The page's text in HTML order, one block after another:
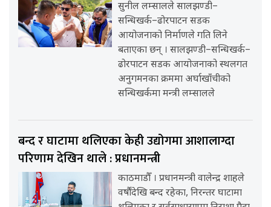
सुनील लम्सालले सालझण्डी–
सन्धिखर्क–ढोरपाटन सडक
आयोजनाको निर्माणले गति लिने
बताएका छन् । सालझण्डी–सन्धिखर्क–
ढोरपाटन सडक आयोजनाको स्थलगत
अनुगमनका क्रममा अर्घाखाँचीको
सन्धिखर्कमा मन्त्री लम्सालले
बन्द र घाटामा थलिएका केही उद्योगमा आशालाग्दा
परिणाम देखिन थाले : प्रधानमन्त्री
काठमाडौँ । प्रधानमन्त्री वालेन्द्र शाहले
वर्षौंदेखि बन्द रहेका, निरन्तर घाटामा